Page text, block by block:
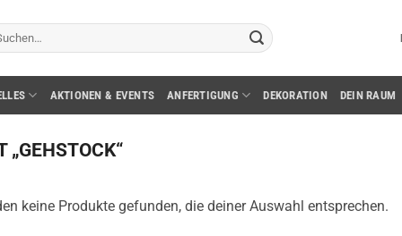
AKTIONEN & EVENTS ANFERTIGUNG DEKORATION DEIN RAUM
„GEHSTOCK“
keine Produkte gefunden, die deiner Auswahl entsprechen.